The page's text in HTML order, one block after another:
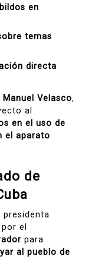
en
temas
directa
Manuel Velasco,
al
en el uso de
el aparato
de
presidenta
el
para
al pueblo de